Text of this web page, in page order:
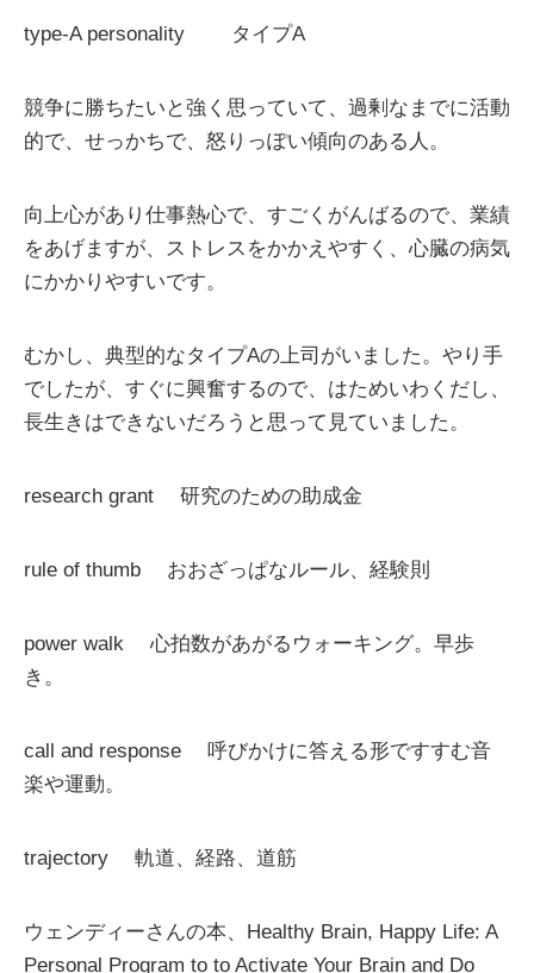
type-A personality タイプA
競争に勝ちたいと強く思っていて、過剰なまでに活動
的で、せっかちで、怒りっぽい傾向のある人。
向上心があり仕事熱心で、すごくがんばるので、業績
をあげますが、ストレスをかかえやすく、心臓の病気
にかかりやすいです。
むかし、典型的なタイプAの上司がいました。やり手
でしたが、すぐに興奮するので、はためいわくだし、
長生きはできないだろうと思って見ていました。
research grant 研究のための助成金
rule of thumb おおざっぱなルール、経験則
power walk 心拍数があがるウォーキング。早歩
き。
call and response 呼びかけに答える形ですすむ音
楽や運動。
trajectory 軌道、経路、道筋
ウェンディーさんの本、Healthy Brain, Happy Life: A
Personal Program to to Activate Your Brain and Do